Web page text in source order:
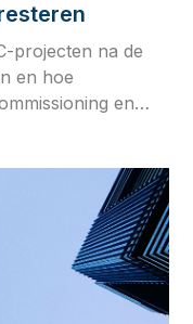
projecten na de
en hoe
en